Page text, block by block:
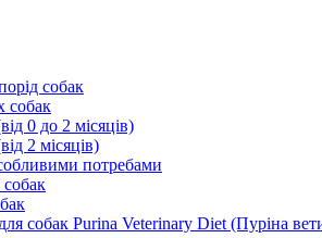
собак
собак
0 до 2 місяців)
2 місяців)
потребами
собак Purina Veterinary Diet (Пуріна